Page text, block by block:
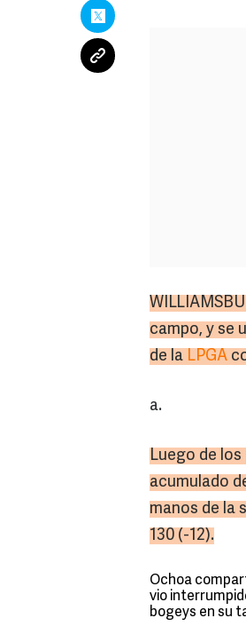
campo, y se
de la LPGA
a.
Luego de
acumulado
manos de la
130 (-12).
Ochoa
vio
bogeys en su